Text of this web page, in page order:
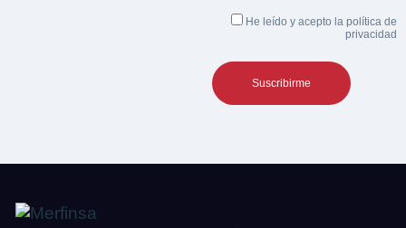
He leído y acepto la política de
privacidad
¿Cuánto es 2 + uno?
Acepto la
continuación confirma que estás de acuerdo con ambas.